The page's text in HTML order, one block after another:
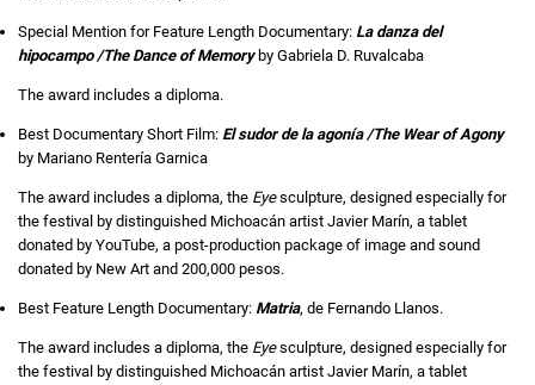
Special Mention for Feature Length Documentary: La danza del
hipocampo /The Dance of Memoryby Gabriela D. Ruvalcaba
The award includes a diploma.
Best Documentary Short Film: El sudor de la agonía /The Wear of Agony
by Mariano Rentería Garnica
The award includes a diploma, the Eyesculpture, designed especially for
the festival by distinguished Michoacán artist Javier Marín, a tablet
donated by YouTube, a post-production package of image and sound
donated by New Art and 200,000 pesos.
Best Feature Length Documentary: Matria, de Fernando Llanos.
The award includes a diploma, the Eyesculpture, designed especially for
the festival by distinguished Michoacán artist Javier Marín, a tablet